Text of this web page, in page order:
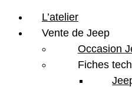
L’atelier
Vente de Jeep
Occasion
Fiches